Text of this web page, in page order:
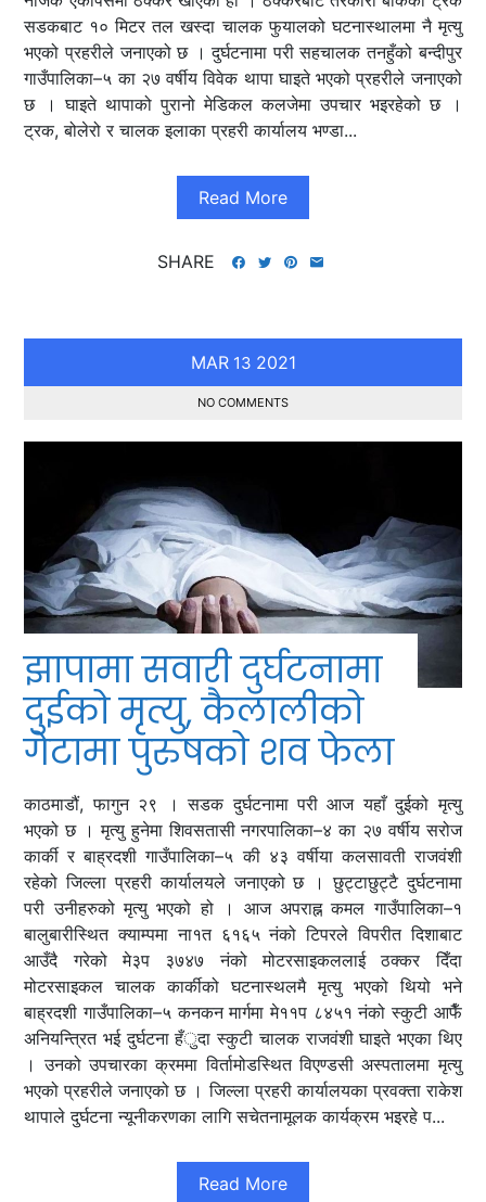
सडकबाट १० मिटर तल खस्दा चालक फुयालको घटनास्थालमा नै मृत्यु
भएको प्रहरीले जनाएको छ । दुर्घटनामा परी सहचालक तनहुँको बन्दीपुर
गाउँपालिका–५ का २७ वर्षीय विवेक थापा घाइते भएको प्रहरीले जनाएको
छ । घाइते थापाको पुरानो मेडिकल कलजेमा उपचार भइरहेको छ ।
ट्रक, बोलेरो र चालक इलाका प्रहरी कार्यालय भण्डा...
Read More
SHARE
MAR 13 2021
NO COMMENTS
झापामा सवारी दुर्घटनामा
दुईको मृत्यु, कैलालीको
गेटामा पुरुषको शव फेला
काठमाडौं, फागुन २९ । सडक दुर्घटनामा परी आज यहाँ दुईको मृत्यु
भएको छ । मृत्यु हुनेमा शिवसतासी नगरपालिका–४ का २७ वर्षीय सरोज
कार्की र बाह्रदशी गाउँपालिका–५ की ४३ वर्षीया कलसावती राजवंशी
रहेको जिल्ला प्रहरी कार्यालयले जनाएको छ । छुट्टाछुट्टै दुर्घटनामा
परी उनीहरुको मृत्यु भएको हो । आज अपराह्न कमल गाउँपालिका–१
बालुबारीस्थित क्याम्पमा ना१त ६१६५ नंको टिपरले विपरीत दिशाबाट
आउँदै गरेको मे३प ३७४७ नंको मोटरसाइकललाई ठक्कर दिँदा
मोटरसाइकल चालक कार्कीको घटनास्थलमै मृत्यु भएको थियो भने
बाह्रदशी गाउँपालिका–५ कनकन मार्गमा मे११प ८४५१ नंको स्कुटी आफैँ
अनियन्त्रित भई दुर्घटना हँुदा स्कुटी चालक राजवंशी घाइते भएका थिए
। उनको उपचारका क्रममा विर्तामोडस्थित विएण्डसी अस्पतालमा मृत्यु
भएको प्रहरीले जनाएको छ । जिल्ला प्रहरी कार्यालयका प्रवक्ता राकेश
थापाले दुर्घटना न्यूनीकरणका लागि सचेतनामूलक कार्यक्रम भइरहे प...
Read More